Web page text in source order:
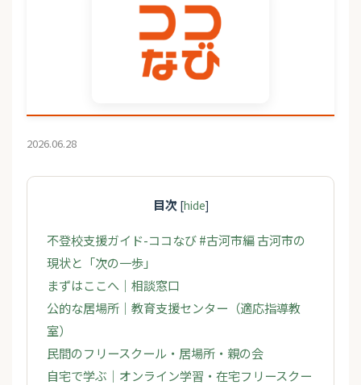
2026.06.28
目次 [hide]
不登校支援ガイド-ココなび #古河市編 古河市の
現状と「次の一歩」
まずはここへ｜相談窓口
公的な居場所｜教育支援センター（適応指導教
室）
民間のフリースクール・居場所・親の会
自宅で学ぶ｜オンライン学習・在宅フリースクー